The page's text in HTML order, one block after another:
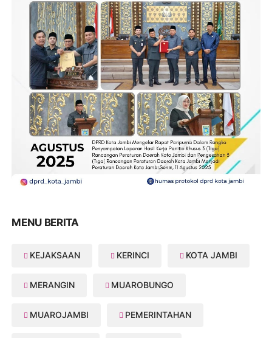
MENU BERITA
KEJAKSAAN KERINCI KOTA JAMBI
MERANGIN MUAROBUNGO
MUAROJAMBI PEMERINTAHAN